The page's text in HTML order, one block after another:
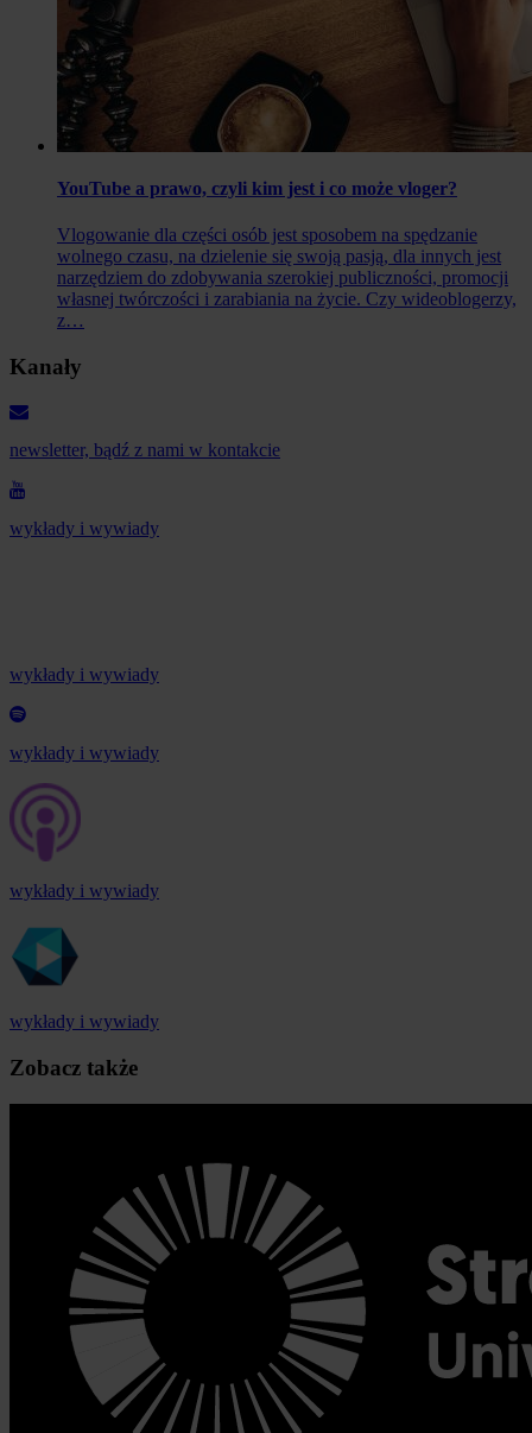
YouTube a prawo, czyli kim jest i co może vloger?
Vlogowanie dla części osób jest sposobem na spędzanie
wolnego czasu, na dzielenie się swoją pasją, dla innych jest
narzędziem do zdobywania szerokiej publiczności, promocji
własnej twórczości i zarabiania na życie. Czy wideoblogerzy,
z…
Kanały
newsletter, bądź z nami w kontakcie
wykłady i wywiady
wykłady i wywiady
wykłady i wywiady
wykłady i wywiady
wykłady i wywiady
Zobacz także